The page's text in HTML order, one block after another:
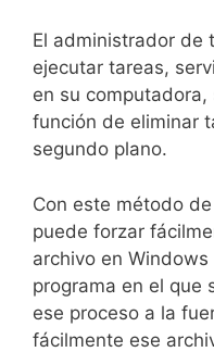
El administrador de
ejecutar tareas,
en su
función de eliminar
segundo plano.
Con este método
puede forzar
archivo en
programa en el que
ese proceso a la
fácilmente ese